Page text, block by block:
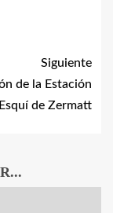
Siguiente
de la Estación
de Zermatt